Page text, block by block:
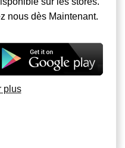
nous dès Maintenant.
plus